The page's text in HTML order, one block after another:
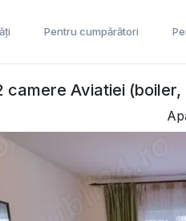
Pentru cumpărători
camere Aviatiei